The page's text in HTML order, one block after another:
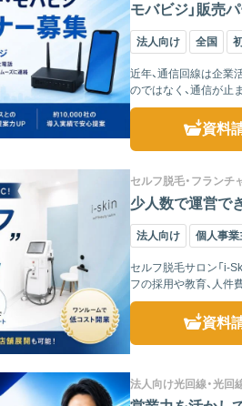
モバビジ」販売
法人向け 全国
近年、通信回線は企業
のではなく、通信が止
な影響を及ぼす可...
資料
セルフ脱毛・フランチ
少人数で運営で
法人向け 個人事業
セルフ脱毛サロン「i-
フの採用や教育、人件
資料
法人向け光回線・光回